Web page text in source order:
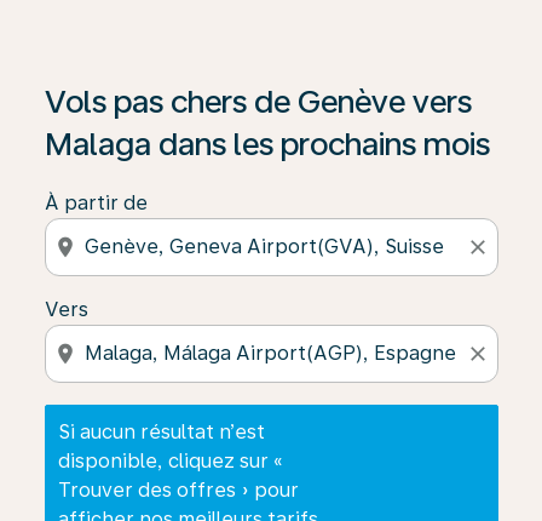
Vols pas chers de Genève vers
Malaga dans les prochains mois
À partir de
location_on close
Vers
location_on close
Si aucun résultat n’est
disponible, cliquez sur «
Trouver des offres » pour
Si aucun résultat n’est disponible, cliquez sur «